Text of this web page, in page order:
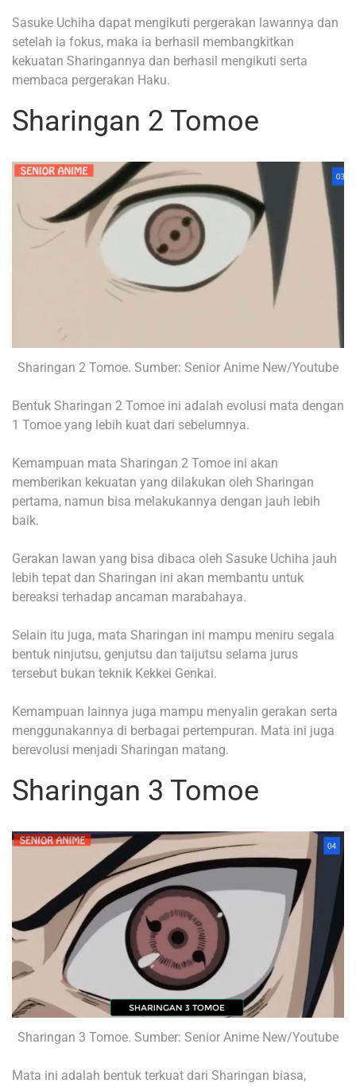
Sasuke Uchiha dapat mengikuti pergerakan lawannya dan
setelah ia fokus, maka ia berhasil membangkitkan
kekuatan Sharingannya dan berhasil mengikuti serta
membaca pergerakan Haku.
Sharingan 2 Tomoe
Sharingan 2 Tomoe. Sumber: Senior Anime New/Youtube
Bentuk Sharingan 2 Tomoe ini adalah evolusi mata dengan
1 Tomoe yang lebih kuat dari sebelumnya.
Kemampuan mata Sharingan 2 Tomoe ini akan
memberikan kekuatan yang dilakukan oleh Sharingan
pertama, namun bisa melakukannya dengan jauh lebih
baik.
Gerakan lawan yang bisa dibaca oleh Sasuke Uchiha jauh
lebih tepat dan Sharingan ini akan membantu untuk
bereaksi terhadap ancaman marabahaya.
Selain itu juga, mata Sharingan ini mampu meniru segala
bentuk ninjutsu, genjutsu dan taijutsu selama jurus
tersebut bukan teknik Kekkei Genkai.
Kemampuan lainnya juga mampu menyalin gerakan serta
menggunakannya di berbagai pertempuran. Mata ini juga
berevolusi menjadi Sharingan matang.
Sharingan 3 Tomoe
Sharingan 3 Tomoe. Sumber: Senior Anime New/Youtube
Mata ini adalah bentuk terkuat dari Sharingan biasa,